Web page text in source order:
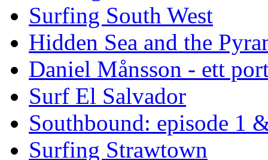
Surfing South West
Hidden Sea and the
Daniel Månsson - ett
Surf El Salvador
Southbound: episode 1
Surfing Strawtown